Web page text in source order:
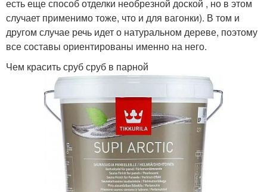
есть еще способ отделки необрезной доской , но в этом
случает применимо тоже, что и для вагонки). В том и
другом случае речь идет о натуральном дереве, поэтому
все составы ориентированы именно на него.
Чем красить сруб сруб в парной